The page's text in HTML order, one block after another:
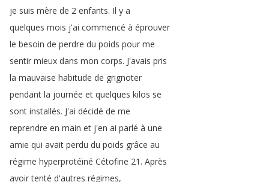
je suis mère de 2 enfants. Il y a
quelques mois j'ai commencé à éprouver
le besoin de perdre du poids pour me
sentir mieux dans mon corps. J'avais pris
la mauvaise habitude de grignoter
pendant la journée et quelques kilos se
sont installés. J'ai décidé de me
reprendre en main et j'en ai parlé à une
amie qui avait perdu du poids grâce au
régime hyperprotéiné Cétofine 21. Après
avoir tenté d'autres régimes,